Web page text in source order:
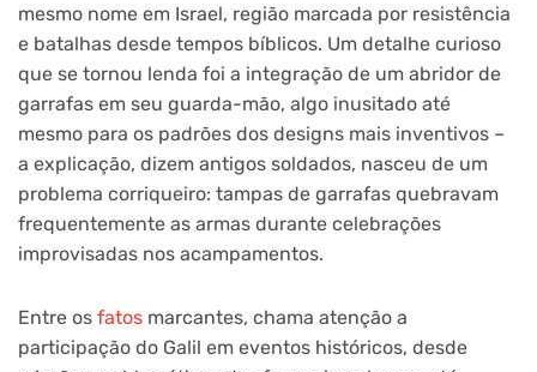
mesmo nome em Israel, região marcada por resistência
e batalhas desde tempos bíblicos. Um detalhe curioso
que se tornou lenda foi a integração de um abridor de
garrafas em seu guarda-mão, algo inusitado até
mesmo para os padrões dos designs mais inventivos –
a explicação, dizem antigos soldados, nasceu de um
problema corriqueiro: tampas de garrafas quebravam
frequentemente as armas durante celebrações
improvisadas nos acampamentos.
Entre os fatos marcantes, chama atenção a
participação do Galil em eventos históricos, desde